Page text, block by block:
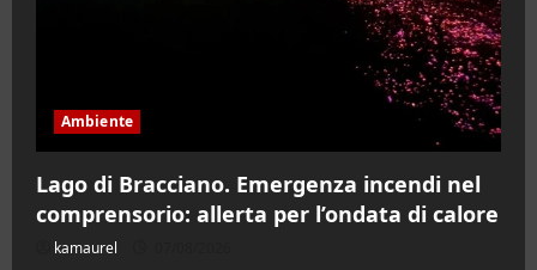
Ambiente
Lago di Bracciano. Emergenza incendi nel
comprensorio: allerta per l’ondata di calore
kamaurel